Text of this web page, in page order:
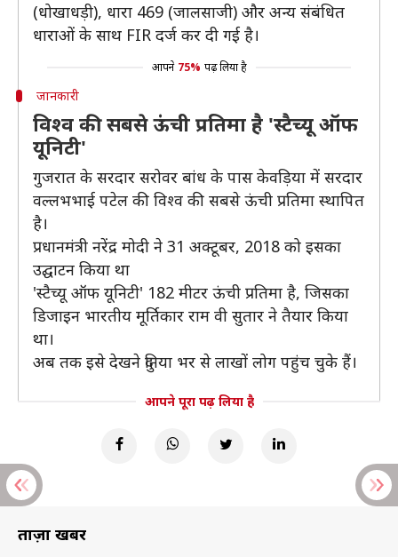
(धोखाधड़ी), धारा 469 (जालसाजी) और अन्य संबंधित
धाराओं के साथ FIR दर्ज कर दी गई है।
आपने 75% पढ़ लिया है
जानकारी
विश्व की सबसे ऊंची प्रतिमा है 'स्टैच्यू ऑफ
यूनिटी'
गुजरात के सरदार सरोवर बांध के पास केवड़िया में सरदार
वल्लभभाई पटेल की विश्व की सबसे ऊंची प्रतिमा स्थापित
है।
प्रधानमंत्री नरेंद्र मोदी ने 31 अक्टूबर, 2018 को इसका
उद्घाटन किया था
'स्टैच्यू ऑफ यूनिटी' 182 मीटर ऊंची प्रतिमा है, जिसका
डिजाइन भारतीय मूर्तिकार राम वी सुतार ने तैयार किया
था।
अब तक इसे देखने दुनिया भर से लाखों लोग पहुंच चुके हैं।
आपने पूरा पढ़ लिया है
ताज़ा खबरें